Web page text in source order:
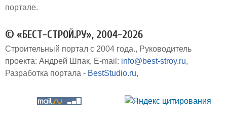
портале
© «БЕСТ-СТРОЙ.РУ», 2004-2026
Строительный портал с 2004 года.
Руководитель
проекта: Андрей Шпак E-mail: info@best-stroy.ru
Разработка портала - BestStudio.ru